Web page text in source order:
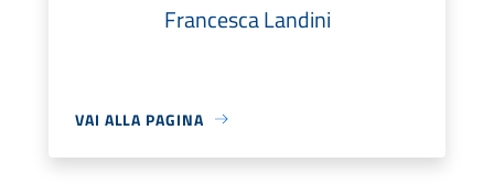
Francesca Landini
VAI ALLA PAGINA